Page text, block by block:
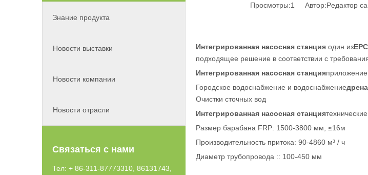
Знание продукта
Новости выставки
Новости компании
Новости отрасли
Связаться с нами
Тел: + 86-311-87773310, 86131743,
Просмотры:1 Автор:Pедактор
Интегрированная насосная станция один из
подходящее решение в соответствии с
Интегрированная насосная станция
Городское водоснабжение и водоснабжение
Очистки сточных вод
Интегрированная насосная станция
Размер барабана FRP: 1500-3800 мм, ≤16м
Производительность притока: 90-4860 м³ / ч
Диаметр трубопровода :: 100-450 мм